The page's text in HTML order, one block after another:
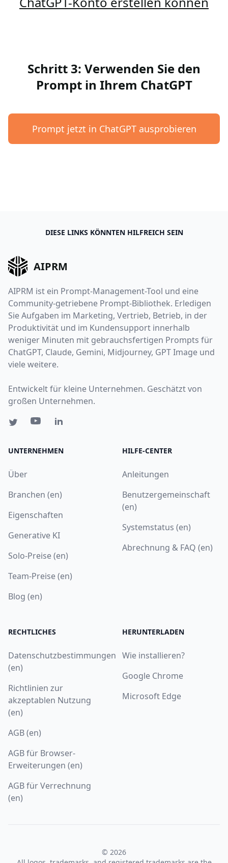
Schritt 3: Verwenden Sie den
Prompt in Ihrem ChatGPT
Prompt jetzt in ChatGPT ausprobieren
DIESE LINKS KÖNNTEN HILFREICH SEIN
AIPRM
AIPRM ist ein Prompt-Management-Tool und eine
Community-getriebene Prompt-Bibliothek. Erledigen
Sie Aufgaben im Marketing, Vertrieb, Betrieb, in der
Produktivität und im Kundensupport innerhalb
weniger Minuten mit gebrauchsfertigen Prompts für
ChatGPT, Claude, Gemini, Midjourney, GPT Image und
viele weitere.
Entwickelt für kleine Unternehmen. Geschätzt von
großen Unternehmen.
UNTERNEHMEN
Über
Branchen (en)
Eigenschaften
Generative KI
Solo-Preise (en)
Team-Preise (en)
Blog (en)
HILFE-CENTER
Anleitungen
Benutzergemeinschaft
(en)
Systemstatus (en)
Abrechnung & FAQ (en)
RECHTLICHES
Datenschutzbestimmungen
(en)
Richtlinien zur
akzeptablen Nutzung
(en)
AGB (en)
AGB für Browser-
Erweiterungen (en)
AGB für Verrechnung
(en)
HERUNTERLADEN
Wie installieren?
Google Chrome
Microsoft Edge
© 2026